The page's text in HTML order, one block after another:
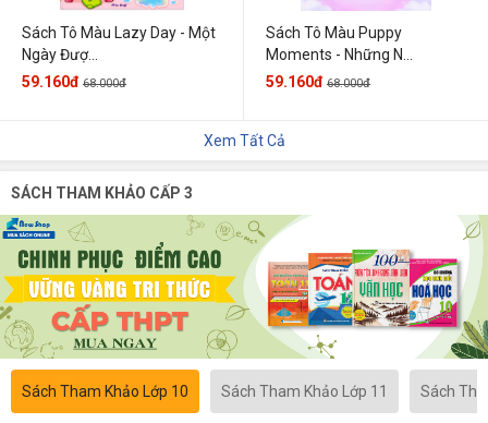
Sách Tô Màu Lazy Day - Một
Ngày Đượ...
59.160đ 68.000đ
Sách Tô Màu Puppy
Moments - Những N...
59.160đ 68.000đ
Xem Tất Cả
SÁCH THAM KHẢO CẤP 3
Sách Tham Khảo Lớp 10 Sách Tham Khảo Lớp 11 Sách